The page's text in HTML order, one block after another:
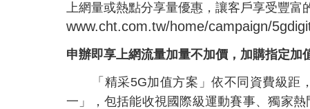
上網量或熱點分享量優惠，讓客戶享受豐
www.cht.com.tw/home/campaign/
申辦即享上網流量加量不加價，加購指定加
「精采5G加值方案」依不同資費級距，
一」，包括能收視國際級運動賽事、獨家